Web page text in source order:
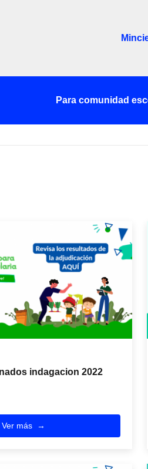
Para comunidad
indagacion 2022
Ver más